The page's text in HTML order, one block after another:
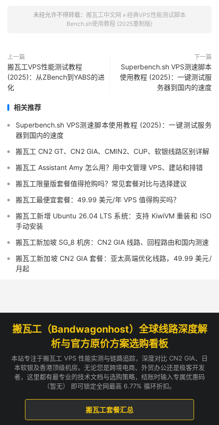
未经允许不得转载： 搬瓦工中文网 » 经典VPS性能测试脚本
Bench.sh使用教程 (2025重制版)
上一篇
搬瓦工VPS性能测试教程
(2025)：从ZBench到YABS的进
化
下一篇
Superbench.sh VPS测速脚本
使用教程 (2025)：一键测试服
务器到国内的速度
相关推荐
Superbench.sh VPS测速脚本使用教程 (2025)：一键测试服务
器到国内的速度
搬瓦工 CN2 GT、CN2 GIA、CMIN2、CUP、软银线路区别详解
搬瓦工 Assistant Amy 怎么用？用中文管理 VPS、建站和排错
搬瓦工限量版套餐值得抢购吗？常见套餐对比与选择建议
搬瓦工最便宜套餐：49.99 美元/年 VPS 值得购买吗？
搬瓦工新增 Ubuntu 26.04 LTS 系统：支持 KiwiVM 重装和 ISO
手动安装
搬瓦工新加坡 SG_8 机房：CN2 GIA 线路、回程路由和国内测速
搬瓦工新加坡 CN2 GIA 套餐：亚太高端优化线路，49.99 美元/
月起
搬瓦工（Bandwagonhost）全球线路深度解
析与官方原价方案选购看板
本站专注于搬瓦工 VPS 性能实测与链路追踪，深度对比 CN2 GIA、日
本软银及香港顶级机房。无论您是跨境电商、外贸办公还是极客开发
者，这里都有最专业的技术文档与选购策略，结账时输入专属优惠码
（暂无） 即可锁定全网最高 6.77% 循环折扣。
搬瓦工套餐汇总